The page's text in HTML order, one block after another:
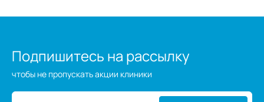
Подпишитесь на рассылку
чтобы не пропускать акции клиники